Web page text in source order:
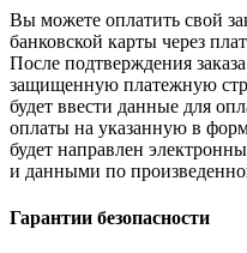
Вы можете оплатить свой
банковской карты через
После подтверждения
защищенную платежную
будет ввести данные для
оплаты на указанную в
будет направлен
и данными по
Гарантии безопасности